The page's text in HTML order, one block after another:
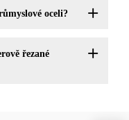
oceli?
řezané